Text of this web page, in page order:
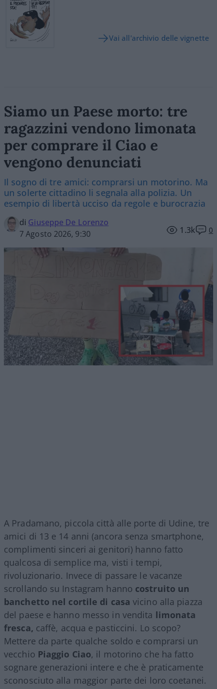
Vai all'archivio delle vignette
Siamo un Paese morto: tre
ragazzini vendono limonata
per comprare il Ciao e
vengono denunciati
Il sogno di tre amici: comprarsi un motorino. Ma
un solerte cittadino li segnala alla polizia. Un
esempio di libertà ucciso da regole e burocrazia
di Giuseppe De Lorenzo
7 Agosto 2026, 9:30
1.3k 0
A Pradamano, piccola città alle porte di Udine, tre
amici di 13 e 14 anni (ancora senza smartphone,
complimenti sinceri ai genitori) hanno fatto
qualcosa di semplice ma, visti i tempi,
rivoluzionario. Invece di passare le vacanze
scrollando su Instagram hanno costruito un
banchetto nel cortile di casa vicino alla piazza
del paese e hanno messo in vendita limonata
fresca, caffè, acqua e pasticcini. Lo scopo?
Mettere da parte qualche soldo e comprarsi un
vecchio Piaggio Ciao, il motorino che ha fatto
sognare generazioni intere e che è praticamente
sconosciuto alla maggior parte dei loro coetanei.